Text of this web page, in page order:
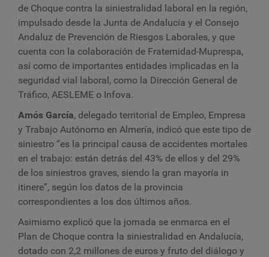
de Choque contra la siniestralidad laboral en la región,
impulsado desde la Junta de Andalucía y el Consejo
Andaluz de Prevención de Riesgos Laborales, y que
cuenta con la colaboración de Fraternidad-Muprespa,
así como de importantes entidades implicadas en la
seguridad vial laboral, como la Dirección General de
Tráfico, AESLEME o Infova.
Amós García, delegado territorial de Empleo, Empresa
y Trabajo Autónomo en Almería, indicó que este tipo de
siniestro “es la principal causa de accidentes mortales
en el trabajo: están detrás del 43% de ellos y del 29%
de los siniestros graves, siendo la gran mayoría in
itinere”, según los datos de la provincia
correspondientes a los dos últimos años.
Asimismo explicó que la jornada se enmarca en el
Plan de Choque contra la siniestralidad en Andalucía,
dotado con 2,2 millones de euros y fruto del diálogo y